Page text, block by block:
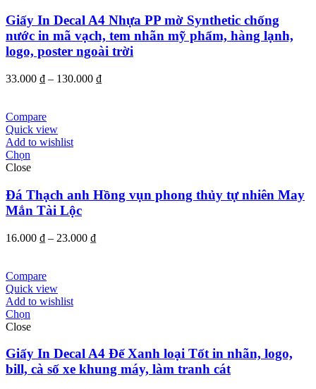
Giấy In Decal A4 Nhựa PP mờ Synthetic chống
nước in mã vạch, tem nhãn mỹ phẩm, hàng lạnh,
logo, poster ngoài trời
33.000 ₫ – 130.000 ₫Khoảng
Compare
Quick view
Add to wishlist
Chọn
Close
Đá Thạch anh Hồng vụn phong thủy tự nhiên May
Mắn Tài Lộc
16.000 ₫ – 23.000 ₫Khoảng
Compare
Quick view
Add to wishlist
Chọn
Close
Giấy In Decal A4 Đế Xanh loại Tốt in nhãn, logo,
bill, cà số xe khung máy, làm tranh cát